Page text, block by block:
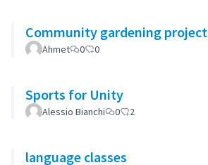
Community gardening project
Ahmet 0 0
Sports for Unity
Alessio Bianchi 0 2
language classes